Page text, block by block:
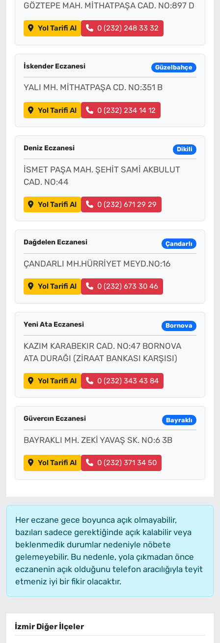
GÖZTEPE MAH. MİTHATPAŞA CAD. NO:897 D
Yol Tarifi Al 0 (232) 248 33 32
İskender Eczanesi Güzelbahçe
YALI MH. MİTHATPAŞA CD. NO:351 B
Yol Tarifi Al 0 (232) 234 14 12
Deniz Eczanesi Dikili
İSMET PAŞA MAH. ŞEHİT SAMİ AKBULUT
CAD. NO:44
Yol Tarifi Al 0 (232) 671 29 29
Dağdelen Eczanesi Çandarlı
ÇANDARLI MH.HÜRRİYET MEYD.NO:16
Yol Tarifi Al 0 (232) 673 30 46
Yeni Ata Eczanesi Bornova
KAZIM KARABEKIR CAD. NO:47 BORNOVA
ATA DURAĞI (ZİRAAT BANKASI KARŞISI)
Yol Tarifi Al 0 (232) 343 43 84
Güvercın Eczanesi Bayraklı
BAYRAKLI MH. ZEKİ YAVAŞ SK. NO:6 3B
Yol Tarifi Al 0 (232) 371 34 50
Her eczane gece boyunca açık olmayabilir,
bazıları sadece gerektiğinde açık kalabilir veya
beklenmedik durumlar nedeniyle nöbete
gelemeyebilir. Bu nedenle, yola çıkmadan önce
eczanenin açık olduğunu telefon aracılığıyla teyit
etmeniz iyi bir fikir olacaktır.
İzmir Diğer İlçeler